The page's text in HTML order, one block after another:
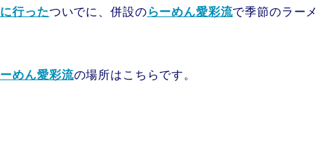
行ったついでに、併設の らーめん愛彩流で季節のラーメ
ーめん愛彩流の場所はこちらです。